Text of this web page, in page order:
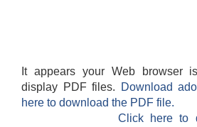
It appears your Web browser
display PDF files.
Download
here to download the PDF file.
Click here to